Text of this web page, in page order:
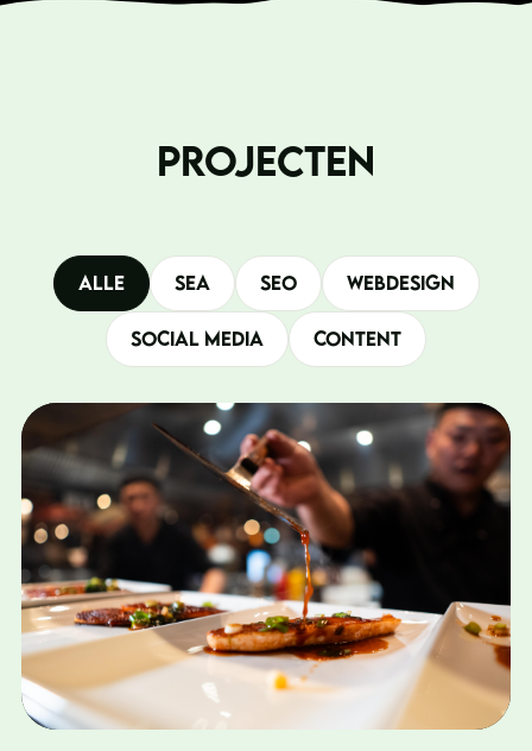
PROJECTEN
Alle SEA SEO Webdesign
Social Media Content